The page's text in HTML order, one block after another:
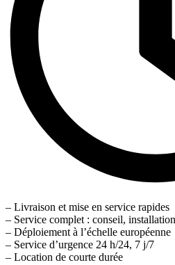
– Livraison et mise en service rapides
– Service complet : conseil,
– Déploiement à l’échelle européenne
– Service d’urgence 24 h/24, 7 j/7
– Location de courte durée